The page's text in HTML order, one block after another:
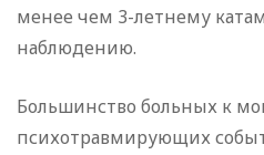
менее чем 3-летнему
наблюдению.
Большинство больных к
психотравмирующих